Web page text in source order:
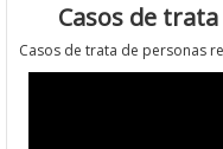
Casos de
Casos de trata de personas